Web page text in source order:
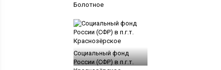
Болотное
Социальный фонд
России (СФР) в п.г.т.